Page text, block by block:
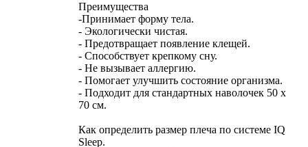
Преимущества
-Принимает форму тела.
- Экологически чистая.
- Предотвращает появление клещей.
- Способствует крепкому сну.
- Не вызывает аллергию.
- Помогает улучшить состояние организма.
- Подходит для стандартных наволочек 50 х
70 см.
Как определить размер плеча по системе IQ
Sleep.